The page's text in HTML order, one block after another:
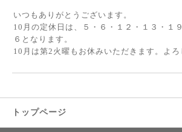
いつもありがとうございます。
10月の定休日は、５・６・１２・１３・１
６となります。
10月は第2火曜もお休みいただきます。よろ
トップページ